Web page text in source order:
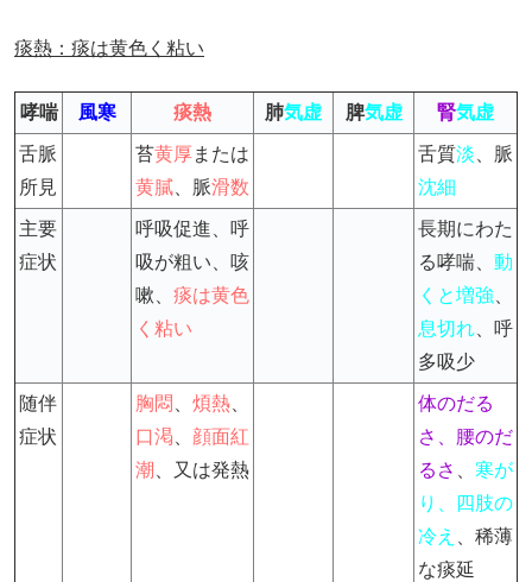
痰熱：痰は黄色く粘い
哮喘 風寒 痰熱 肺気虚 脾気虚 腎気虚
舌脈
所見
苔黄厚または
黄膩、脈滑数
舌質淡、脈
沈細
主要
症状
呼吸促進、呼
吸が粗い、咳
嗽、 痰は黄色
く粘い
長期にわた
る哮喘、 動
くと増強、
息切れ、呼
多吸少
随伴
症状
胸悶 、 煩熱、
口渇、 顔面紅
潮 、又は発熱
体のだる
さ、腰のだ
るさ 、 寒が
り、四肢の
冷え 、稀薄
な痰延